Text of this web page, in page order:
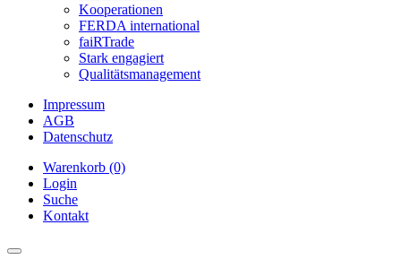
Kooperationen
FERDA international
faiRTrade
Stark engagiert
Qualitätsmanagement
Impressum
AGB
Datenschutz
Warenkorb (0)
Login
Suche
Kontakt